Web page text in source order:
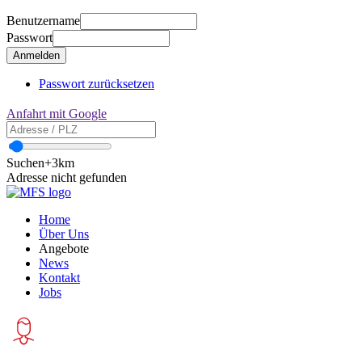
Benutzername
Passwort
Passwort zurücksetzen
Anfahrt mit Google
Suchen+3km
Adresse nicht gefunden
Home
Über Uns
Angebote
News
Kontakt
Jobs